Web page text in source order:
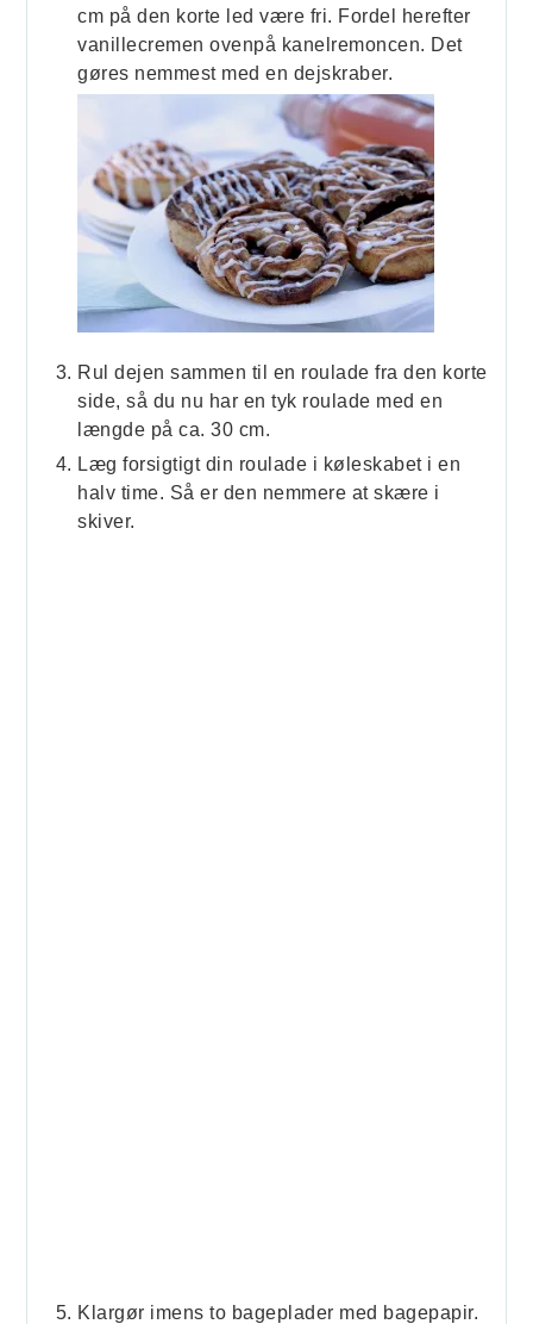
cm på den korte led være fri. Fordel herefter
vanillecremen ovenpå kanelremoncen. Det
gøres nemmest med en dejskraber.
Rul dejen sammen til en roulade fra den korte
side, så du nu har en tyk roulade med en
længde på ca. 30 cm.
Læg forsigtigt din roulade i køleskabet i en
halv time. Så er den nemmere at skære i
skiver.
Klargør imens to bageplader med bagepapir.